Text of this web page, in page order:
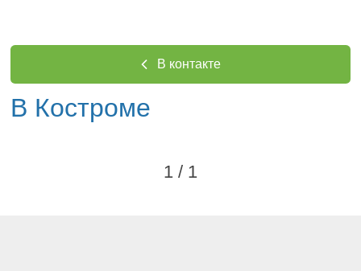
В контакте
В Костроме
1 / 1